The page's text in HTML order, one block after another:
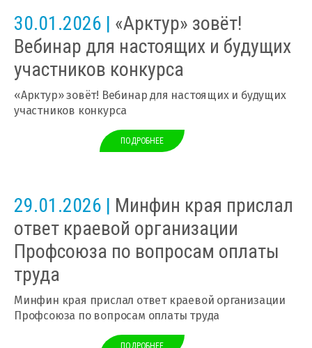
30.01.2026 | «Арктур» зовёт!
Вебинар для настоящих и будущих
участников конкурса
«Арктур» зовёт! Вебинар для настоящих и будущих
участников конкурса
ПОДРОБНЕЕ
29.01.2026 | Минфин края прислал
ответ краевой организации
Профсоюза по вопросам оплаты
труда
Минфин края прислал ответ краевой организации
Профсоюза по вопросам оплаты труда
ПОДРОБНЕЕ